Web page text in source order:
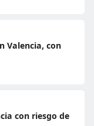
Valencia, con
con riesgo de